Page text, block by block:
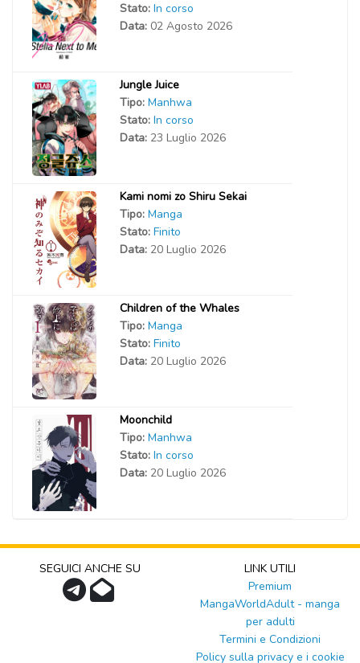
Stato: In corso
Data: 02 Agosto 2026
Jungle Juice
Tipo: Manhwa
Stato: In corso
Data: 23 Luglio 2026
Kami nomi zo Shiru Sekai
Tipo: Manga
Stato: Finito
Data: 20 Luglio 2026
Children of the Whales
Tipo: Manga
Stato: Finito
Data: 20 Luglio 2026
Moonchild
Tipo: Manhwa
Stato: In corso
Data: 20 Luglio 2026
SEGUICI ANCHE SU
LINK UTILI
Premium
MangaWorldAdult - manga
per adulti
Termini e Condizioni
Policy sulla privacy e i cookie